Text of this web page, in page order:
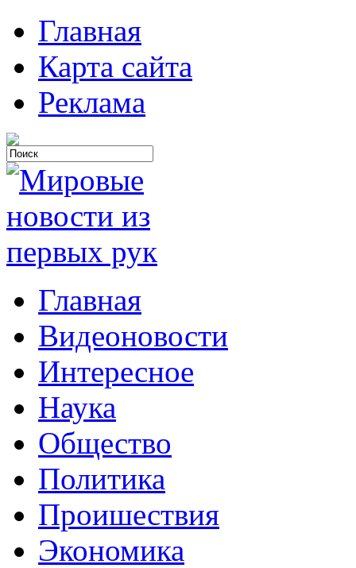
Главная
Карта сайта
Реклама
Главная
Видеоновости
Интересное
Наука
Общество
Политика
Проишествия
Экономика